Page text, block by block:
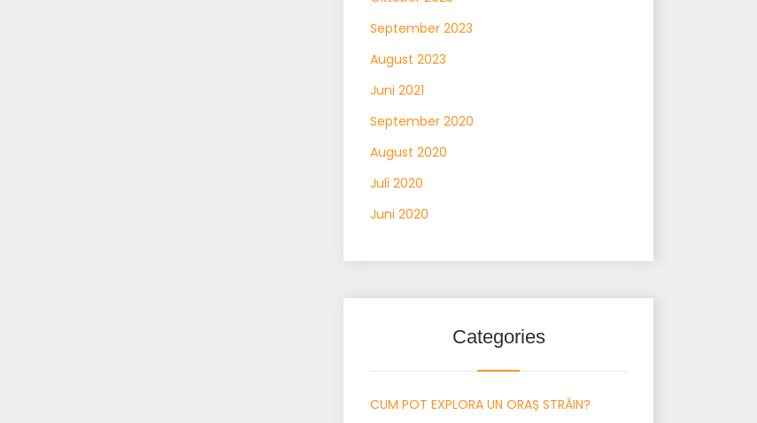
September 2023
August 2023
Juni 2021
September 2020
August 2020
Juli 2020
Juni 2020
Categories
CUM POT EXPLORA UN ORAȘ STRĂIN?